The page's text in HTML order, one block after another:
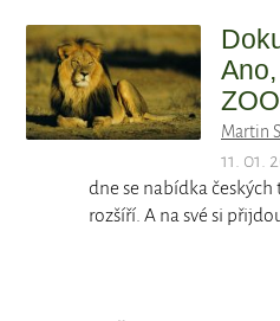
Martin
11. 01.
dne se nabídka
rozšíří. A na své si